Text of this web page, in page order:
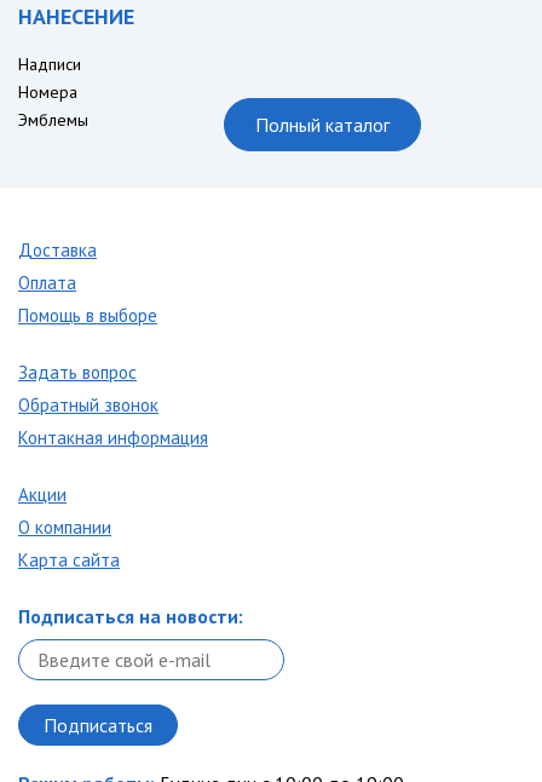
НАНЕСЕНИЕ
Надписи
Номера
Эмблемы
Полный каталог
Доставка
Оплата
Помощь в выборе
Задать вопрос
Обратный звонок
Контакная информация
Акции
О компании
Карта сайта
Подписаться на новости: